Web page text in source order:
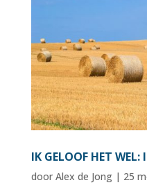
IK GELOOF HET
door Alex de Jong| 25